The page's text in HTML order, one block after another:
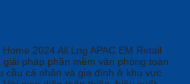
2024 All Lng APAC EM Retail
giải pháp phần mềm văn phòng toàn
cầu cá nhân và gia đình ở khu vực